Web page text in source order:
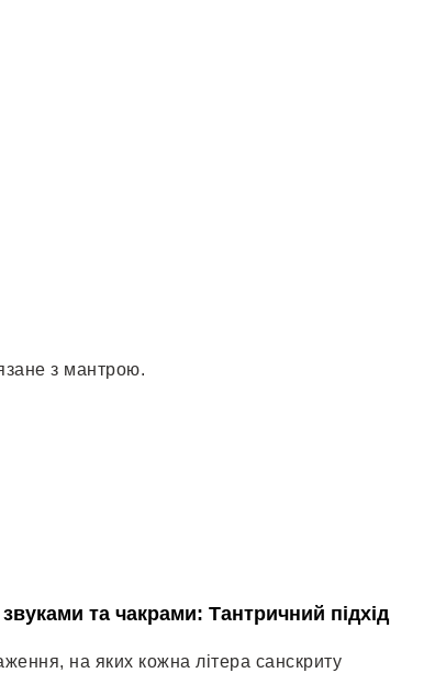
з мантрою.
звуками та чакрами: Тантричний підхід
на яких кожна літера санскриту